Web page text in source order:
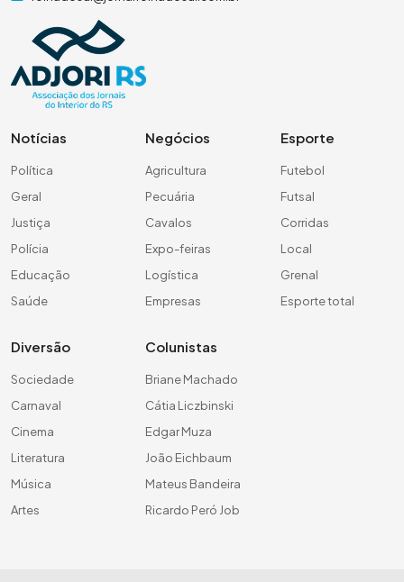
Notícias
Política
Geral
Justiça
Polícia
Educação
Saúde
Negócios
Agricultura
Pecuária
Cavalos
Expo-feiras
Logística
Empresas
Esporte
Futebol
Futsal
Corridas
Local
Grenal
Esporte total
Diversão
Sociedade
Carnaval
Cinema
Literatura
Música
Artes
Colunistas
Briane Machado
Cátia Liczbinski
Edgar Muza
João Eichbaum
Mateus Bandeira
Ricardo Peró Job